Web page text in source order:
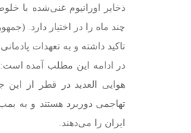
چند ماه را در اختیار دارد.
تاکید داشته و به تعهدات
هوایی العدید در قطر از
تهاجمی دوربرد هستند و به
ایران را می‌دهند.